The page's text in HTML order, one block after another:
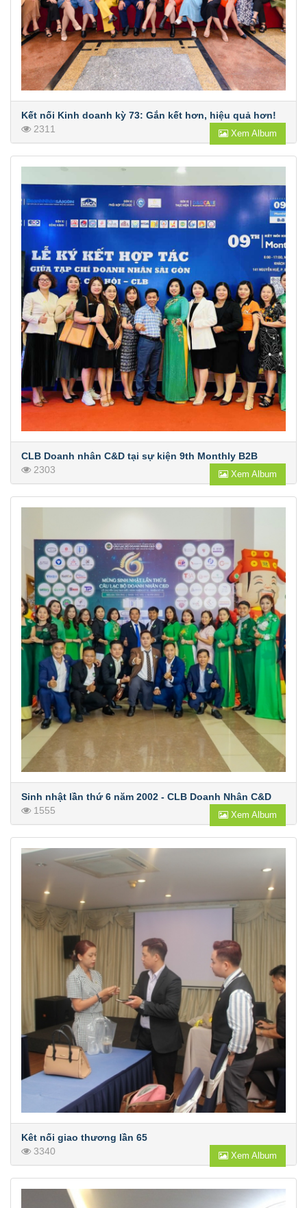
Kết nối Kinh doanh kỳ 73: Gắn kết hơn, hiệu quả hơn!
2311
Xem Album
CLB Doanh nhân C&D tại sự kiện 9th Monthly B2B
2303
Xem Album
Sinh nhật lần thứ 6 năm 2002 - CLB Doanh Nhân C&D
1555
Xem Album
Kêt nối giao thương lần 65
3340
Xem Album